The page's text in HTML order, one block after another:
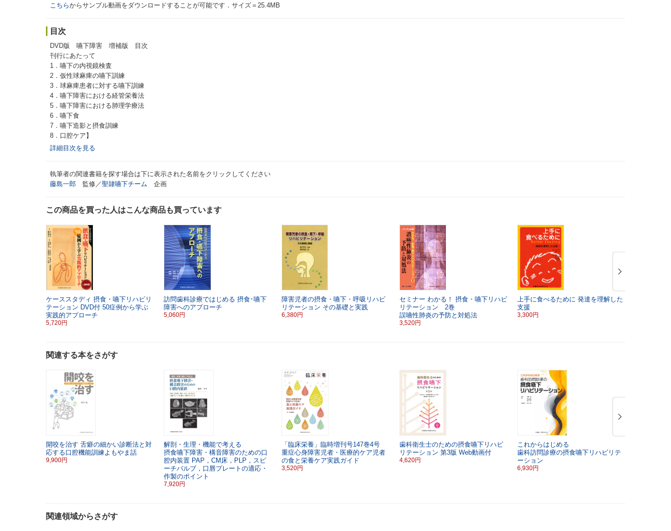
こちらからサンプル動画をダウンロードすることが可能です．サイズ＝25.4MB
目次
DVD版 嚥下障害 増補版 目次
刊行にあたって
1．嚥下の内視鏡検査
2．仮性球麻痺の嚥下訓練
3．球麻痺患者に対する嚥下訓練
4．嚥下障害における経管栄養法
5．嚥下障害における肺理学療法
6．嚥下食
7．嚥下造影と摂食訓練
8．口腔ケア】
詳細目次を見る
執筆者の関連書籍を探す場合は下に表示された名前をクリックしてください
藤島一郎 監修／聖隷嚥下チーム 企画
この商品を買った人はこんな商品も買っています
ケーススタディ 摂食・嚥下リハビリ
テーション DVD付 50症例から学ぶ
実践的アプローチ
5,720円
訪問歯科診療ではじめる 摂食･嚥下
障害へのアプローチ
5,060円
障害児者の摂食・嚥下・呼吸リハビ
リテーション その基礎と実践
6,380円
セミナー わかる！ 摂食・嚥下リハビ
リテーション 2巻
誤嚥性肺炎の予防と対処法
3,520円
上手に食べるために 発達を理解した
支援
3,300円
関連する本をさがす
開咬を治す 舌癖の細かい診断法と対
応する口腔機能訓練よもやま話
9,900円
解剖・生理・機能で考える
摂食嚥下障害・構音障害のための口
腔内装置 PAP，CM床，PLP，スピ
ーチバルブ，口唇プレートの適応・
作製のポイント
7,920円
「臨床栄養」臨時増刊号147巻4号
重症心身障害児者・医療的ケア児者
の食と栄養ケア実践ガイド
3,520円
歯科衛生士のための摂食嚥下リハビ
リテーション 第3版 Web動画付
4,620円
これからはじめる
歯科訪問診療の摂食嚥下リハビリテ
ーション
6,930円
関連領域からさがす